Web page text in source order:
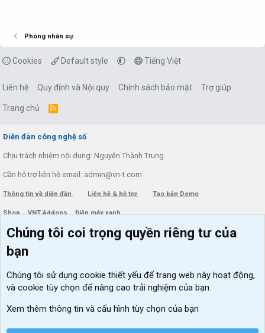
Phòng nhân sự
Cookies Default style Tiếng Việt
Liên hệ Quy định và Nội quy Chính sách bảo mật Trợ giúp
Trang chủ
R
Diễn đàn công nghệ số
Chịu trách nhiệm nội dung: Nguyễn Thành Trung
Cần hỗ trợ liên hệ email: admin@vn-t.com
Thông tin về diễn đàn Liên hệ & hỗ trợ Tạo bản Demo
Shop VNT Addons Điện máy xanh
Menu thành viên
Đăng nhập
Diễn đàn
Kích hoạt Windows/ Office miễn phí
VIP add-ons Xenforo
Khuyến mãi và tài trợ
Chúng tôi coi trọng quyền riêng tư của
bạn
Chúng tôi sử dụng cookie thiết yếu để trang web này hoạt động,
và cookie tùy chọn để nâng cao trải nghiệm của bạn.
Xem thêm thông tin và cấu hình tùy chọn của bạn